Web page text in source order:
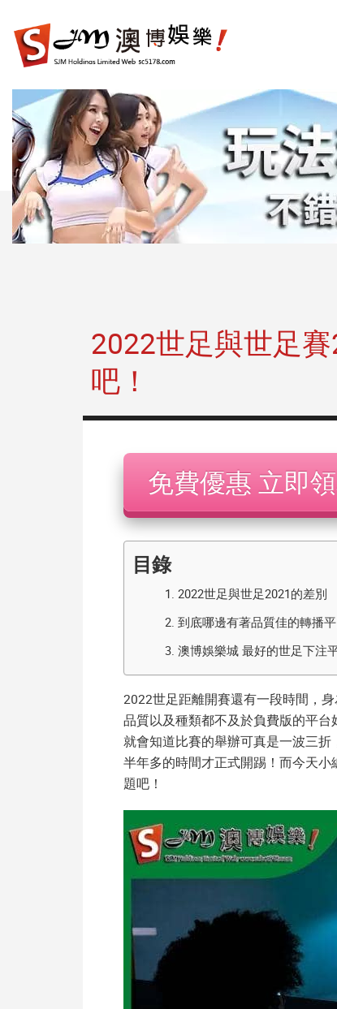
樂
城|
百
家
樂|
運
彩|
天
天
樂|
2022世足與世足
吧！
免費優惠 立即
目錄
1. 2022世足與世足2021的差別
2. 到底哪邊有著品質佳的轉播平
3. 澳博娛樂城 最好的世足下注
2022世足距離開賽還有一段時間，
品質以及種類都不及於負費版的平台
就會知道比賽的舉辦可真是一波三
半年多的時間才正式開踢！而今天
題吧！